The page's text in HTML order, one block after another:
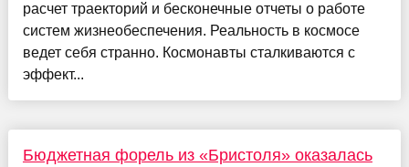
расчет траекторий и бесконечные отчеты о работе
систем жизнеобеспечения. Реальность в космосе
ведет себя странно. Космонавты сталкиваются с
эффект...
Бюджетная форель из «Бристоля» оказалась